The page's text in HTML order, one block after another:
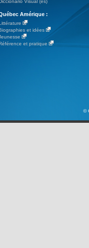
Visual (es)
Amérique :
et idées
et pratique
©